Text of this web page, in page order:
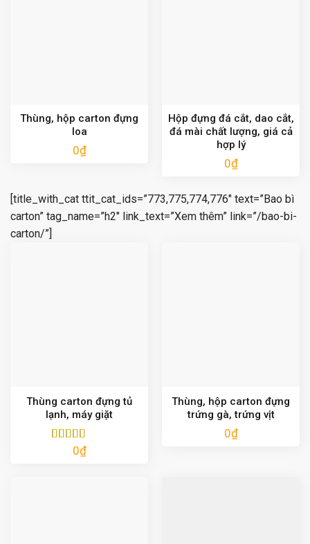
Thùng, hộp carton đựng
loa
0₫
Hộp đựng đá cắt, dao cắt,
đá mài chất lượng, giá cả
hợp lý
0₫
[title_with_cat ttit_cat_ids=”773,775,774,776″ text=”Bao bì
carton” tag_name=”h2″ link_text=”Xem thêm” link=”/bao-bi-
carton/”]
Thùng carton đựng tủ
lạnh, máy giặt
Được xếp
0₫
Thùng, hộp carton đựng
trứng gà, trứng vịt
0₫